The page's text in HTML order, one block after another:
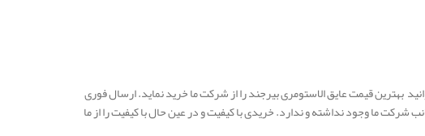
بهترین قیمت عایق الاستومری بیرجند را از شرکت ما خرید نماید. ارسال فوری
ما وجود نداشته و ندارد. خریدی با کیفیت و در عین حال با کیفیت را از ما